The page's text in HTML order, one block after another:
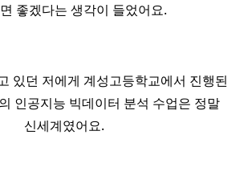
좋겠다는 생각이 들었어요.
있던 저에게 계성고등학교에서 진행된
인공지능 빅데이터 분석 수업은 정말
신세계였어요.